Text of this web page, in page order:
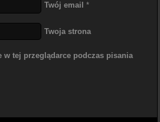
Twój email *
Twoja strona
w tej przeglądarce podczas pisania